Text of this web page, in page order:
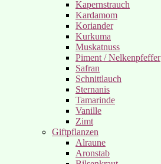
Kapernstrauch
Kardamom
Koriander
Kurkuma
Muskatnuss
Piment / Nelkenpfeffer
Safran
Schnittlauch
Sternanis
Tamarinde
Vanille
Zimt
Giftpflanzen
Alraune
Aronstab